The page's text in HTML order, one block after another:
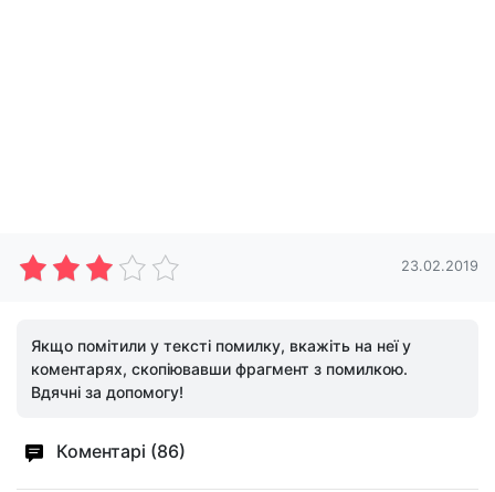
23.02.2019
Якщо помітили у тексті помилку, вкажіть на неї у
коментарях, скопіювавши фрагмент з помилкою.
Вдячні за допомогу!
Коментарі (86)